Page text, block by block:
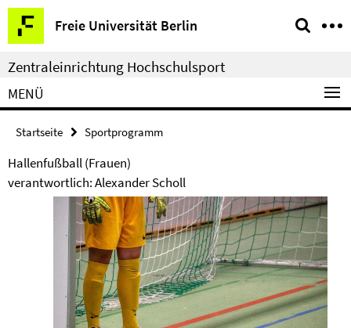
Springe
direkt
zu
Inhalt
Freie Universität Berlin
Service-
Navigation
Zentraleinrichtung Hochschulsport
MENÜ
Startseite Sportprogramm
Hallenfußball (Frauen)
verantwortlich: Alexander Scholl